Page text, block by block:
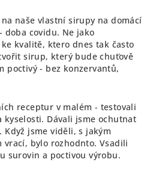
naše vlastní sirupy na domácí
doba covidu. Ne jako
kvalitě, ktero dnes tak často
sirup, který bude chuťově
poctivý - bez konzervantů,
receptur v malém - testovali
kyselosti. Dávali jsme ochutnat
jsme viděli, s jakým
bylo rozhodnto. Vsadili
surovin a poctivou výrobu.